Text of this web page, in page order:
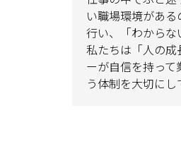
い職場環境があ
行い、「わから
私たちは「人の
ーが自信を持っ
う体制を大切にし